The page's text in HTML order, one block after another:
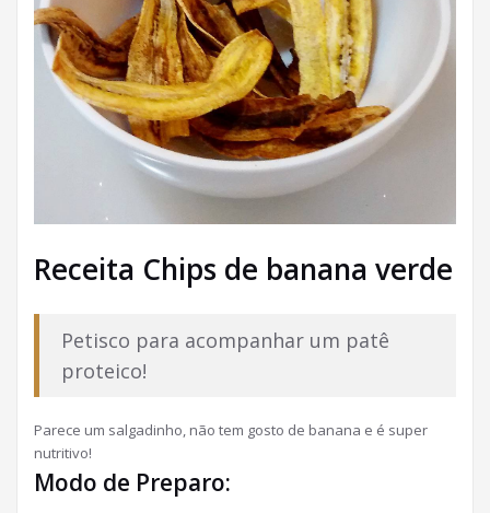
Receita Chips de banana verde
Petisco para acompanhar um patê
proteico!
Parece um salgadinho, não tem gosto de banana e é super
nutritivo!
Modo de Preparo: